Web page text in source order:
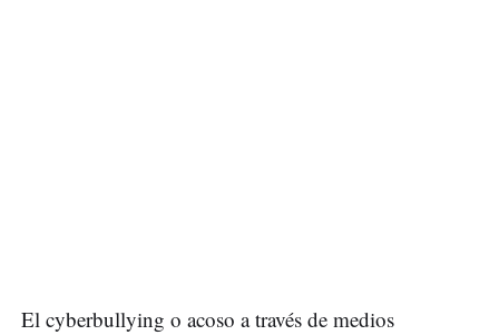
El cyberbullying o acoso a través de medios